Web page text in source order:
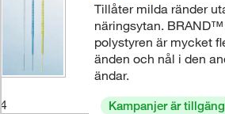
Tillåter milda ränder
näringsytan.
polystyren är mycket
änden och nål i den
ändar.
4
Kampanjer är